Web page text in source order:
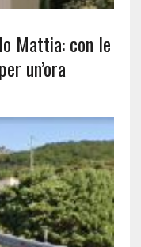
Mattia: con le
un’ora